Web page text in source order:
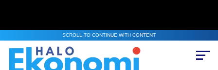
SCROLL TO CONTINUE WITH CONTENT